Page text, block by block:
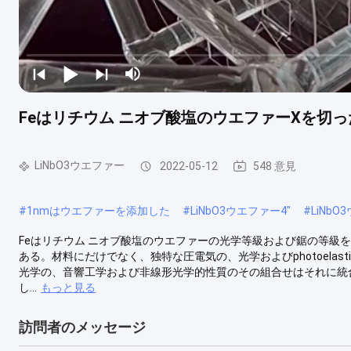
Feはリチウム ニオブ酸塩のウエファーXを切
LiNbO3ウエファー 2022-05-12 548 意見
#1nmはウエファーを添加した #LiNbO3ウエファー4" #LiNbO3
Feはリチウム ニオブ酸塩のウエファーの光学等級および鋸の等級
ある。材料にだけでなく、独特な圧電気の、光学および
光学の、音響工学および非線形光学的性質のその組合せはそれに
し...
もっと見る
訪問者のメッセージ